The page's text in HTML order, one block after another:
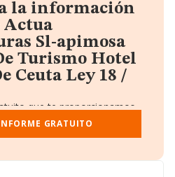
la información
Actua
Sl-apimosa
Turismo Hotel
Ceuta Ley 18 /
que te proporcionamos
vas a encontrar:
Denominación, CIF,
Ventas y Empleados.
GRATUITO